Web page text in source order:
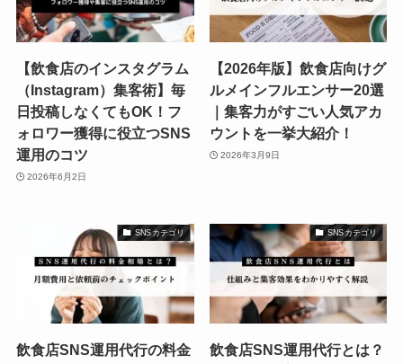
【飲食店のインスタグラム
（Instagram）集客術】毎
日投稿しなくてもOK！フ
ォロワー獲得に役立つSNS
運用のコツ
2026年6月2日
【2026年版】飲食店向けグ
ルメインフルエンサー20選
｜集客力がすごい人気アカ
ウントを一挙大紹介！
2026年3月9日
SNSカテゴリ
飲食店SNS運用代行の料金
SNSカテゴリ
飲食店SNS運用代行とは？